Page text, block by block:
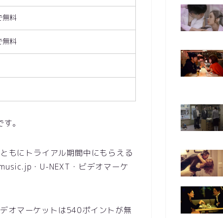
無料
無料
。
もにトライアル期間中にもらえる
・U-NEXT・ビデオマーケ
オマーケットは540ポイントが無